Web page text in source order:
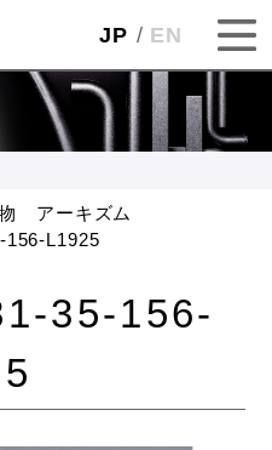
JP EN
アーキズム
156-L1925
35-156-